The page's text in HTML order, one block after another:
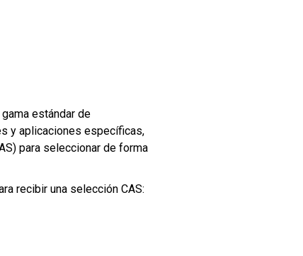
estándar de
y aplicaciones específicas,
para seleccionar de forma
recibir una selección CAS: